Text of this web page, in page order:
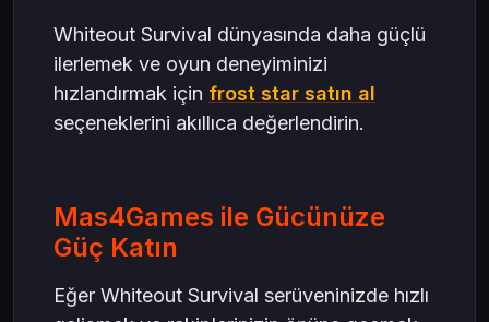
Whiteout Survival dünyasında daha güçlü
ilerlemek ve oyun deneyiminizi
hızlandırmak için frost star satın al
seçeneklerini akıllıca değerlendirin.
Mas4Games ile Gücünüze
Güç Katın
Eğer Whiteout Survival serüveninizde hızlı